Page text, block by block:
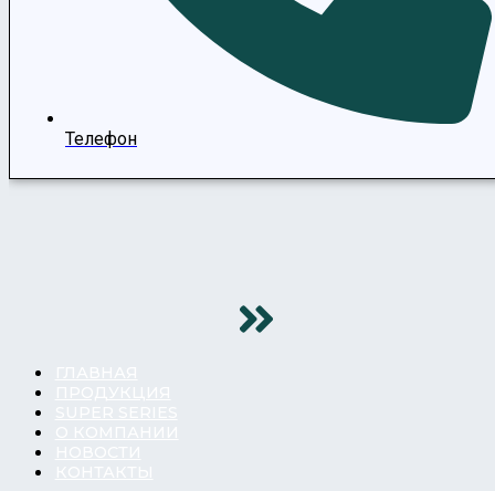
Телефон